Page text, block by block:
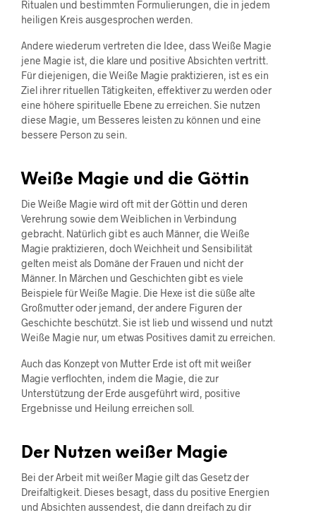
Ritualen und bestimmten Formulierungen, die in jedem
heiligen Kreis ausgesprochen werden.
Andere wiederum vertreten die Idee, dass Weiße Magie
jene Magie ist, die klare und positive Absichten vertritt.
Für diejenigen, die Weiße Magie praktizieren, ist es ein
Ziel ihrer rituellen Tätigkeiten, effektiver zu werden oder
eine höhere spirituelle Ebene zu erreichen. Sie nutzen
diese Magie, um Besseres leisten zu können und eine
bessere Person zu sein.
Weiße Magie und die Göttin
Die Weiße Magie wird oft mit der Göttin und deren
Verehrung sowie dem Weiblichen in Verbindung
gebracht. Natürlich gibt es auch Männer, die Weiße
Magie praktizieren, doch Weichheit und Sensibilität
gelten meist als Domäne der Frauen und nicht der
Männer. In Märchen und Geschichten gibt es viele
Beispiele für Weiße Magie. Die Hexe ist die süße alte
Großmutter oder jemand, der andere Figuren der
Geschichte beschützt. Sie ist lieb und wissend und nutzt
Weiße Magie nur, um etwas Positives damit zu erreichen.
Auch das Konzept von Mutter Erde ist oft mit weißer
Magie verflochten, indem die Magie, die zur
Unterstützung der Erde ausgeführt wird, positive
Ergebnisse und Heilung erreichen soll.
Der Nutzen weißer Magie
Bei der Arbeit mit weißer Magie gilt das Gesetz der
Dreifaltigkeit. Dieses besagt, dass du positive Energien
und Absichten aussendest, die dann dreifach zu dir